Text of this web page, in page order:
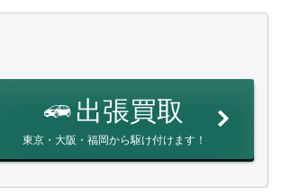
出張買取
東京・大阪・福岡から駆け付けます！